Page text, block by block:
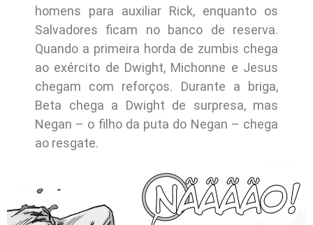
homens para auxiliar Rick, enquanto os
Salvadores ficam no banco de reserva.
Quando a primeira horda de zumbis chega
ao exército de Dwight, Michonne e Jesus
chegam com reforços. Durante a briga,
Beta chega a Dwight de surpresa, mas
Negan – o filho da puta do Negan – chega
ao resgate.